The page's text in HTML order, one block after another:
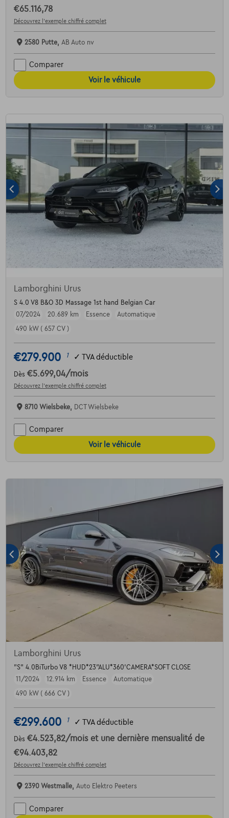
€65.116,78
Découvrez l’exemple chiffré complet
2580 Putte, AB Auto nv
Comparer
Voir le véhicule
Lamborghini Urus
S 4.0 V8 B&O 3D Massage 1st hand Belgian Car
07/2024
20.689 km Essence
Automatique
490 kW ( 657 CV )
€279.900 1 ✓ TVA déductible
Dès €5.699,04/mois
Découvrez l’exemple chiffré complet
8710 Wielsbeke, DCT Wielsbeke
Comparer
Voir le véhicule
Lamborghini Urus
"S" 4.0BiTurbo V8 *HUD*23"ALU*360'CAMERA*SOFT CLOSE
11/2024
12.914 km Essence
Automatique
490 kW ( 666 CV )
€299.600 1 ✓ TVA déductible
Dès €4.523,82/mois et une dernière mensualité de
€94.403,82
Découvrez l’exemple chiffré complet
2390 Westmalle, Auto Elektro Peeters
Comparer